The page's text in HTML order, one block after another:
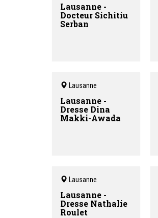
Lausanne -
Docteur Sichitiu
Serban
Lausanne
Lausanne -
Dresse Dina
Makki-Awada
Lausanne
Lausanne -
Dresse Nathalie
Roulet